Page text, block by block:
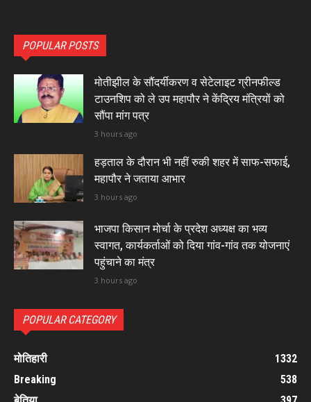
POPULAR POSTS
मोतीझील के सौंदर्यीकरण व सेटेलाइट ग्रीनफील्ड
टाउनशिप को ले उप महापौर ने केंद्रिय मंत्रियों को
सौंपा मांग पत्र
3 hours ago
हड़ताल के दौरान भी नहीं रुकी शहर में साफ-सफाई,
महापौर ने जताया आभार
3 hours ago
भाजपा किसान मोर्चा के प्रदेश अध्यक्ष का भव्य
स्वागत, कार्यकर्ताओं को दिया गांव-गांव तक योजनाएं
पहुंचाने का मंत्र
3 hours ago
POPULAR CATEGORY
मोतिहारी
1332
Breaking
538